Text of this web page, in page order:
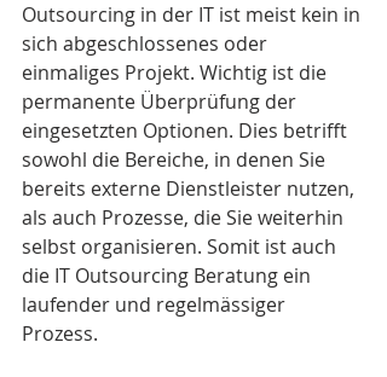
Outsourcing in der IT ist meist kein in
sich abgeschlossenes oder
einmaliges Projekt. Wichtig ist die
permanente Überprüfung der
eingesetzten Optionen. Dies betrifft
sowohl die Bereiche, in denen Sie
bereits externe Dienstleister nutzen,
als auch Prozesse, die Sie weiterhin
selbst organisieren. Somit ist auch
die IT Outsourcing Beratung ein
laufender und regelmässiger
Prozess.